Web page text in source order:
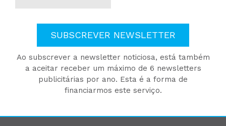
SUBSCREVER NEWSLETTER
Ao subscrever a newsletter noticiosa, está também
a aceitar receber um máximo de 6 newsletters
publicitárias por ano. Esta é a forma de
financiarmos este serviço.